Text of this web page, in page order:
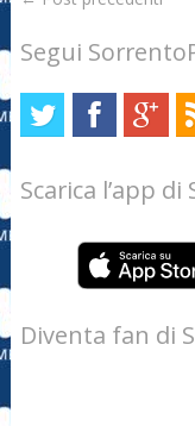
Segui
Scarica l’app
Diventa fan di